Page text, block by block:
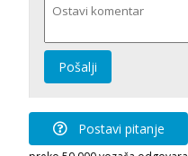
Pošalji
Postavi pitanje